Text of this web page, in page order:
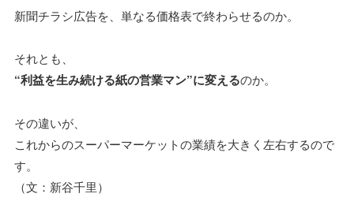
新聞チラシ広告を、単なる価格表で終わらせるのか。
それとも、
“利益を生み続ける紙の営業マン”に変えるのか。
その違いが、
これからのスーパーマーケットの業績を大きく左右するので
す。
（文：新谷千里）